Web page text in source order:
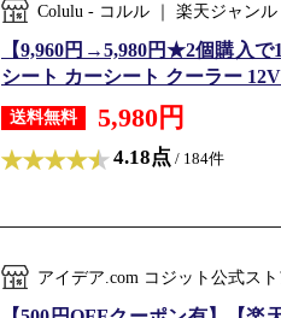
Colulu - コルル ｜ 楽天ジャン
【9,960円→5,980円★2個購入
シート カーシート クーラー
送料無料 5,980円
4.18点 / 184件
アイデア.com コジット公式ス